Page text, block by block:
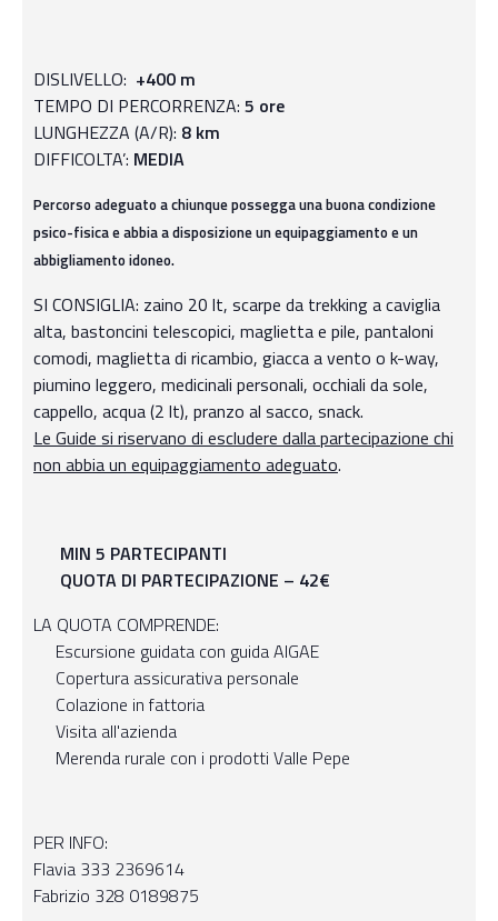
DISLIVELLO: +400 m
TEMPO DI PERCORRENZA: 5 ore
LUNGHEZZA (A/R): 8 km
DIFFICOLTA’: MEDIA
Percorso adeguato a chiunque possegga una buona condizione
psico-fisica e abbia a disposizione un equipaggiamento e un
abbigliamento idoneo.
SI CONSIGLIA: zaino 20 lt, scarpe da trekking a caviglia
alta, bastoncini telescopici, maglietta e pile, pantaloni
comodi, maglietta di ricambio, giacca a vento o k-way,
piumino leggero, medicinali personali, occhiali da sole,
cappello, acqua (2 lt), pranzo al sacco, snack.
Le Guide si riservano di escludere dalla partecipazione chi
non abbia un equipaggiamento adeguato.
MIN 5 PARTECIPANTI
QUOTA DI PARTECIPAZIONE – 42€
LA QUOTA COMPRENDE:
Escursione guidata con guida AIGAE
Copertura assicurativa personale
Colazione in fattoria
Visita all'azienda
Merenda rurale con i prodotti Valle Pepe
PER INFO:
Flavia 333 2369614
Fabrizio 328 0189875